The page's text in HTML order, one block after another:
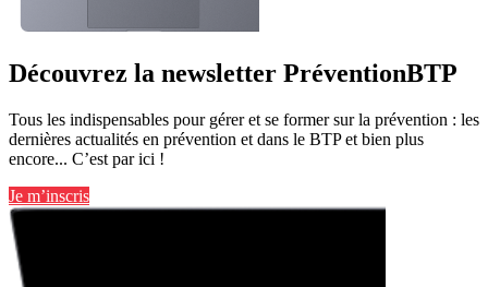
Découvrez la newsletter PréventionBTP
Tous les indispensables pour gérer et se former sur la prévention : les
dernières actualités en prévention et dans le BTP et bien plus
encore... C’est par ici !
Je m’inscris